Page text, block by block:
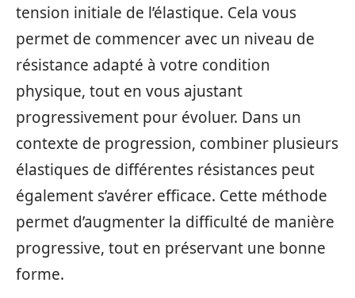
tension initiale de l’élastique. Cela vous
permet de commencer avec un niveau de
résistance adapté à votre condition
physique, tout en vous ajustant
progressivement pour évoluer. Dans un
contexte de progression, combiner plusieurs
élastiques de différentes résistances peut
également s’avérer efficace. Cette méthode
permet d’augmenter la difficulté de manière
progressive, tout en préservant une bonne
forme.